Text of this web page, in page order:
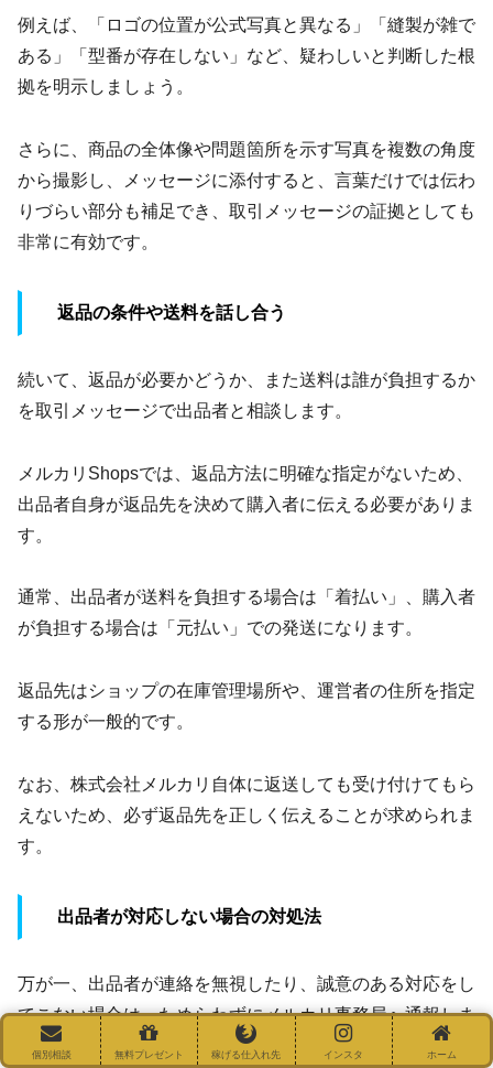
例えば、「ロゴの位置が公式写真と異なる」「縫製が雑で
ある」「型番が存在しない」など、疑わしいと判断した根
拠を明示しましょう。
さらに、商品の全体像や問題箇所を示す写真を複数の角度
から撮影し、メッセージに添付すると、言葉だけでは伝わ
りづらい部分も補足でき、取引メッセージの証拠としても
非常に有効です。
返品の条件や送料を話し合う
続いて、返品が必要かどうか、また送料は誰が負担するか
を取引メッセージで出品者と相談します。
メルカリShopsでは、返品方法に明確な指定がないため、
出品者自身が返品先を決めて購入者に伝える必要がありま
す。
通常、出品者が送料を負担する場合は「着払い」、購入者
が負担する場合は「元払い」での発送になります。
返品先はショップの在庫管理場所や、運営者の住所を指定
する形が一般的です。
なお、株式会社メルカリ自体に返送しても受け付けてもら
えないため、必ず返品先を正しく伝えることが求められま
す。
出品者が対応しない場合の対処法
万が一、出品者が連絡を無視したり、誠意のある対応をし
てこない場合は、ためらわずにメルカリ事務局へ通報しま
しょう。
個別相談 無料プレゼント 稼げる仕入れ先 インスタ ホーム